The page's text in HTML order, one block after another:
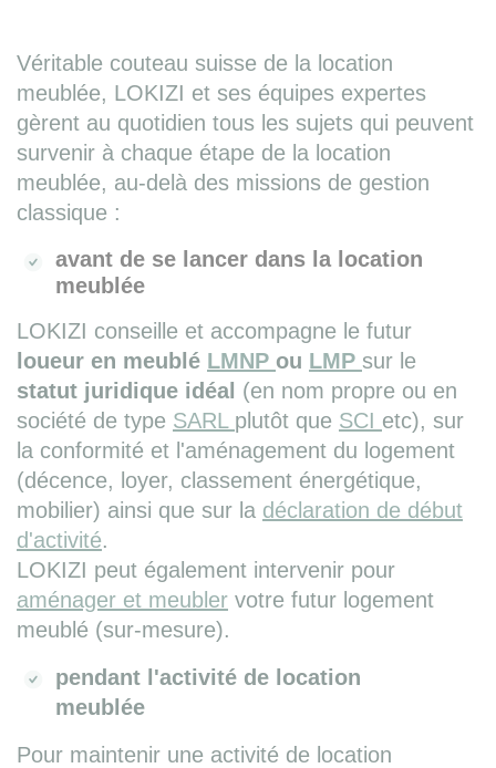
Véritable couteau suisse de la location
meublée, LOKIZI et ses équipes expertes
gèrent au quotidien tous les sujets qui peuvent
survenir à chaque étape de la location
meublée, au-delà des missions de gestion
classique :
avant de se lancer dans la location
meublée
LOKIZI conseille et accompagne le futur
loueur en meublé LMNP ou LMP sur le
statut juridique idéal (en nom propre ou en
société de type SARL plutôt que SCI etc), sur
la conformité et l'aménagement du logement
(décence, loyer, classement énergétique,
mobilier) ainsi que sur la déclaration de début
d'activité.
LOKIZI peut également intervenir pour
aménager et meubler votre futur logement
meublé (sur-mesure).
pendant l'activité de location
meublée
Pour maintenir une activité de location